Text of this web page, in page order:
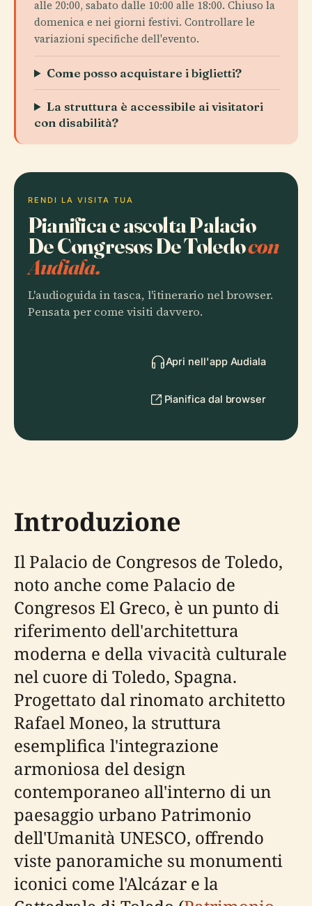
alle 20:00, sabato dalle 10:00 alle 18:00. Chiuso la
domenica e nei giorni festivi. Controllare le
variazioni specifiche dell'evento.
Come posso acquistare i biglietti?
La struttura è accessibile ai visitatori
con disabilità?
RENDI LA VISITA TUA
Pianifica e ascolta Palacio
De Congresos De Toledocon
Audiala.
L'audioguida in tasca, l'itinerario nel browser.
Pensata per come visiti davvero.
Apri nell'app Audiala
Pianifica dal browser
Introduzione
Il Palacio de Congresos de Toledo,
noto anche come Palacio de
Congresos El Greco, è un punto di
riferimento dell'architettura
moderna e della vivacità culturale
nel cuore di Toledo, Spagna.
Progettato dal rinomato architetto
Rafael Moneo, la struttura
esemplifica l'integrazione
armoniosa del design
contemporaneo all'interno di un
paesaggio urbano Patrimonio
dell'Umanità UNESCO, offrendo
viste panoramiche su monumenti
iconici come l'Alcázar e la